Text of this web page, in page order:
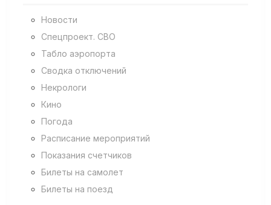
Новости
Спецпроект. СВО
Табло аэропорта
Сводка отключений
Некрологи
Кино
Погода
Расписание мероприятий
Показания счетчиков
Билеты на самолет
Билеты на поезд